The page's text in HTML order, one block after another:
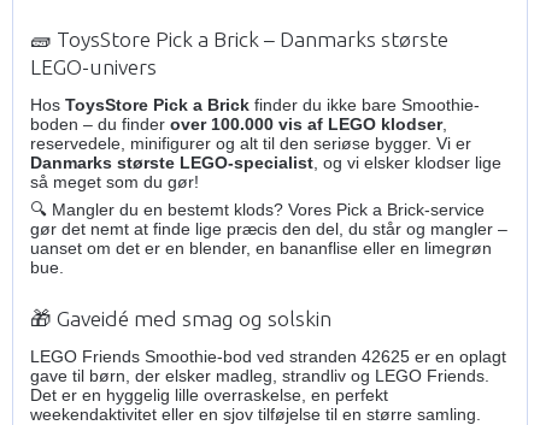
🧱 ToysStore Pick a Brick – Danmarks største
LEGO-univers
Hos ToysStore Pick a Brick finder du ikke bare Smoothie-
boden – du finder over 100.000 vis af LEGO klodser,
reservedele, minifigurer og alt til den seriøse bygger. Vi er
Danmarks største LEGO-specialist , og vi elsker klodser lige
så meget som du gør!
🔍 Mangler du en bestemt klods? Vores Pick a Brick-service
gør det nemt at finde lige præcis den del, du står og mangler –
uanset om det er en blender, en bananflise eller en limegrøn
bue.
🎁 Gaveidé med smag og solskin
LEGO Friends Smoothie-bod ved stranden 42625 er en oplagt
gave til børn, der elsker madleg, strandliv og LEGO Friends.
Det er en hyggelig lille overraskelse, en perfekt
weekendaktivitet eller en sjov tilføjelse til en større samling.